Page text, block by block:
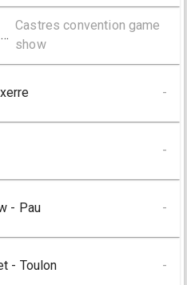
Castres convention game
show
-
-
- Pau -
- Toulon -